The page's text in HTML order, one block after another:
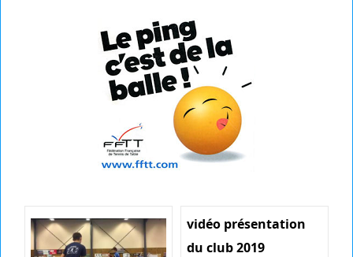
vidéo présentation
du club 2019